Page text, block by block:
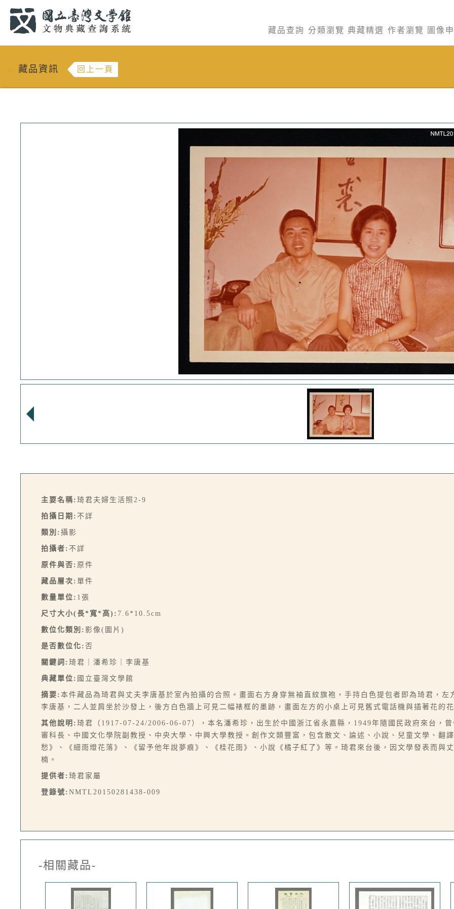
藏品查詢 分類瀏覽 典藏精選 作者瀏覽 圖像
::: 藏品資訊 回上一頁
主要名稱: 琦君夫婦生活照2-9
拍攝日期: 不詳
類別: 攝影
拍攝者: 不詳
原件與否: 原件
藏品層次: 單件
數量單位: 1張
尺寸大小(長*寬*高): 7.6*10.5cm
數位化類別: 影像(圖片)
是否數位化: 否
關鍵詞: 琦君｜潘希珍｜李唐基
典藏單位: 國立臺灣文學館
摘要: 本件藏品為琦君與丈夫李唐基於室內拍攝的合照。畫面右方身穿無袖直紋旗袍，手持白色提包者即為琦君，
李唐基，二人並肩坐於沙發上，後方白色牆上可見二幅裱框的墨跡，畫面左方的小桌上可見舊式電話機與插著花的
其他說明: 琦君（1917-07-24/2006-06-07），本名潘希珍，出生於中國浙江省永嘉縣，1949年隨國民政府來台，
審科長、中國文化學院副教授、中央大學、中興大學教授。創作文類豐富，包含散文、論述、小說、兒童文學、翻
愁》、《細雨燈花落》、《留予他年說夢痕》、《桂花雨》、小說《橘子紅了》等。琦君來台後，因文學發表而與
楠。
提供者: 琦君家屬
登錄號: NMTL20150281438-009
-相關藏品-